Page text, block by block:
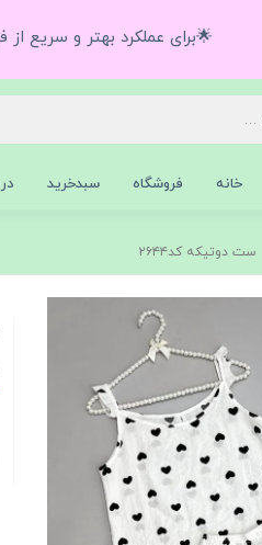
🌟برای عملکرد بهتر و سریع
خانه فروشگاه سبدخرید
ست دوتیکه کد۲۶۴۴